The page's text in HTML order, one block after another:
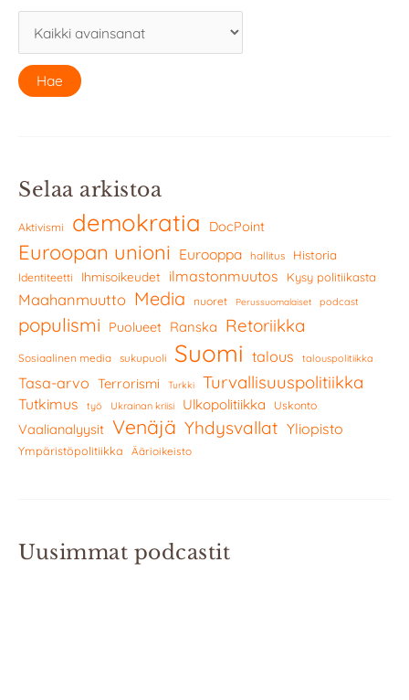
Selaa arkistoa
Aktivismi demokratia DocPoint
Euroopan unioni Eurooppa hallitus Historia
Identiteetti Ihmisoikeudet ilmastonmuutos Kysy politiikasta
Maahanmuutto Media nuoret Perussuomalaiset podcast
populismi Puolueet Ranska Retoriikka
Sosiaalinen media sukupuoli Suomi talous talouspolitiikka
Tasa-arvo Terrorismi Turkki Turvallisuuspolitiikka
Tutkimus työ Ukrainan kriisi Ulkopolitiikka Uskonto
Vaalianalyysit Venäjä Yhdysvallat Yliopisto
Ympäristöpolitiikka Äärioikeisto
Uusimmat podcastit